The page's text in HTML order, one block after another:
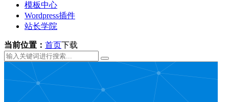
模板中心
Wordpress插件
站长学院
当前位置： 首页下载